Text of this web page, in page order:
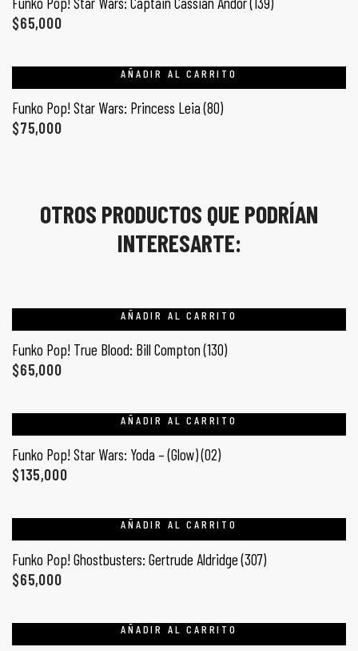
$65,000
AÑADIR AL CARRITO
Funko Pop! Star Wars: Princess Leia (80)
$75,000
OTROS PRODUCTOS QUE PODRÍAN
INTERESARTE:
AÑADIR AL CARRITO
Funko Pop! True Blood: Bill Compton (130)
$65,000
AÑADIR AL CARRITO
Funko Pop! Star Wars: Yoda – (Glow) (02)
$135,000
AÑADIR AL CARRITO
Funko Pop! Ghostbusters: Gertrude Aldridge (307)
$65,000
AÑADIR AL CARRITO